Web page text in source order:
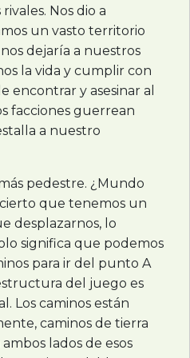
Nos dio a
un vasto territorio
dejaría a nuestros
la vida y cumplir con
encontrar y asesinar al
facciones guerrean
a nuestro
pedestre. ¿Mundo
cierto que tenemos un
desplazarnos, lo
significa que podemos
para ir del punto A
del juego es
Los caminos están
caminos de tierra
lados de esos